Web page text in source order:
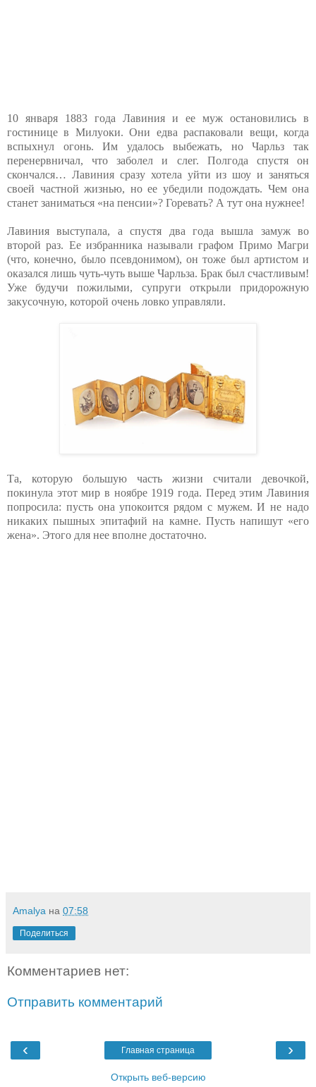
10 января 1883 года Лавиния и ее муж остановились в
гостинице в Милуоки. Они едва распаковали вещи, когда
вспыхнул огонь. Им удалось выбежать, но Чарльз так
перенервничал, что заболел и слег. Полгода спустя он
скончался… Лавиния сразу хотела уйти из шоу и заняться
своей частной жизнью, но ее убедили подождать. Чем она
станет заниматься «на пенсии»? Горевать? А тут она нужнее!
Лавиния выступала, а спустя два года вышла замуж во
второй раз. Ее избранника называли графом Примо Магри
(что, конечно, было псевдонимом), он тоже был артистом и
оказался лишь чуть-чуть выше Чарльза. Брак был счастливым!
Уже будучи пожилыми, супруги открыли придорожную
закусочную, которой очень ловко управляли.
Та, которую большую часть жизни считали девочкой,
покинула этот мир в ноябре 1919 года. Перед этим Лавиния
попросила: пусть она упокоится рядом с мужем. И не надо
никаких пышных эпитафий на камне. Пусть напишут «его
жена». Этого для нее вполне достаточно.
Amalya на 07:58
Поделиться
Комментариев нет:
Отправить комментарий
‹ ›
Главная страница
Открыть веб-версию